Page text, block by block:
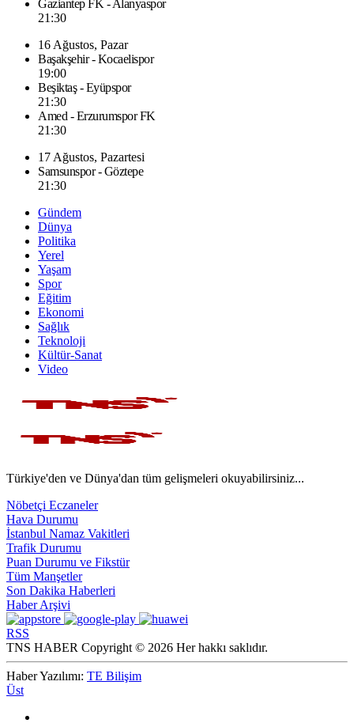
Gaziantep FK - Alanyaspor
21:30
16 Ağustos, Pazar
Başakşehir - Kocaelispor
19:00
Beşiktaş - Eyüpspor
21:30
Amed - Erzurumspor FK
21:30
17 Ağustos, Pazartesi
Samsunspor - Göztepe
21:30
Gündem
Dünya
Politika
Yerel
Yaşam
Spor
Eğitim
Ekonomi
Sağlık
Teknoloji
Kültür-Sanat
Video
Türkiye'den ve Dünya'dan tüm gelişmeleri okuyabilirsiniz...
Nöbetçi Eczaneler
Hava Durumu
İstanbul Namaz Vakitleri
Trafik Durumu
Puan Durumu ve Fikstür
Tüm Manşetler
Son Dakika Haberleri
Haber Arşivi
RSS
TNS HABER Copyright © 2026 Her hakkı saklıdır.
Haber Yazılımı: TE Bilişim
Üst